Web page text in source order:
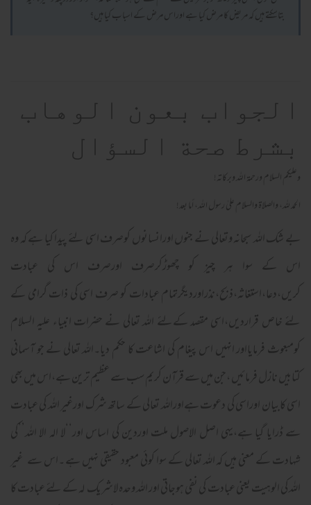
بتاسکتے ہیں کہ مریض کا مرض کیا ہے اوراس مرض کے اسباب کیا ہیں؟
الجواب بعون الوهاب
بشرط صحة السؤال
وعلیکم السلام ورحمة اللہ وبرکاته!
الحمد لله، والصلاة والسلام علىٰ رسول الله، أما بعد!
بے شک اللہ سبحانہ وتعالی نے جنوں اورانسانوں کوصرف اسی لئے پیدا کیا ہے کہ وہ
اس کے سوا ہر چیز کو چھوڑکرصرف اورصرف اس کی عبادت
کریں،دعا،استغاثہ،ذبح،نذراوردیگرتمام عبادات کو صرف اسی کی ذات گرامی کے
لئے خاص قراردیں،اسی مقصد کےلئے اللہ تعالی نے حضرات انبیاء علیہ السلام
کومبعوث فرمایااور انہیں اس پیغام کی اشاعت کا حکم دیا۔اللہ تعالی نے جو آسمانی
کتابیں نازل فرمائیں ،جن میں سے قرآن کریم سب سے عظیم ترین ہے،اس میں بھی
اسی کابیان اوراسی کی دعوت ہےاوراللہ تعالی کے ساتھ شرک اورغیر اللہ کی عبادت
سے ڈرایا گیا ہے،یہی اصل الاصول ملت اوردین کی اساس اور‘‘لا الہ الا اللہ’’کی
شہادت کے معنی ہیں کہ اللہ تعالی کے سوا کوئی معبود حقیقی نہیں ہے ۔اس سے غیر
اللہ کی الوہیت یعنی عبادت کی نفی ہوجاتی اور اللہ وحدہ لاشریک لہ کے لئے عبادت کا